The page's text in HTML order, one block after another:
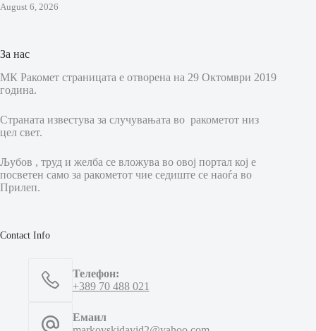
August 6, 2026
За нас
МК Ракомет страницата е отворена на 29 Октомври 2019
година.
Страната известува за случувањата во ракометот низ
цел свет.
Љубов , труд и желба се вложува во овој портал кој е
посветен само за ракометот чие седиште се наоѓа во
Прилеп.
Contact Info
Телефон:
+389 70 488 021
Емаил